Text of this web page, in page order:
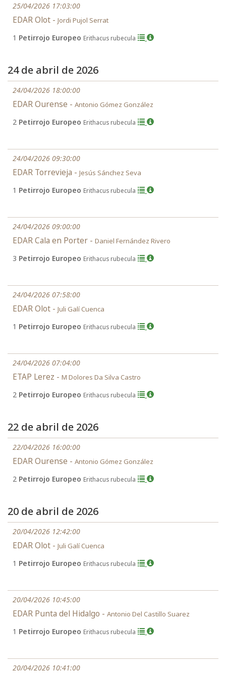
25/04/2026 17:03:00
EDAR Olot - Jordi Pujol Serrat
1 Petirrojo Europeo Erithacus rubecula
24 de abril de 2026
24/04/2026 18:00:00
EDAR Ourense - Antonio Gómez González
2 Petirrojo Europeo Erithacus rubecula
24/04/2026 09:30:00
EDAR Torrevieja - Jesús Sánchez Seva
1 Petirrojo Europeo Erithacus rubecula
24/04/2026 09:00:00
EDAR Cala en Porter - Daniel Fernández Rivero
3 Petirrojo Europeo Erithacus rubecula
24/04/2026 07:58:00
EDAR Olot - Juli Galí Cuenca
1 Petirrojo Europeo Erithacus rubecula
24/04/2026 07:04:00
ETAP Lerez - M Dolores Da Silva Castro
2 Petirrojo Europeo Erithacus rubecula
22 de abril de 2026
22/04/2026 16:00:00
EDAR Ourense - Antonio Gómez González
2 Petirrojo Europeo Erithacus rubecula
20 de abril de 2026
20/04/2026 12:42:00
EDAR Olot - Juli Galí Cuenca
1 Petirrojo Europeo Erithacus rubecula
20/04/2026 10:45:00
EDAR Punta del Hidalgo - Antonio Del Castillo Suarez
1 Petirrojo Europeo Erithacus rubecula
20/04/2026 10:41:00